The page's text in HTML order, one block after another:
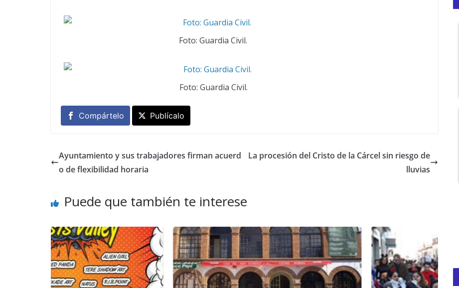
Foto: Guardia Civil.
Foto: Guardia Civil.
Compártelo Publícalo
Ayuntamiento y sus trabajadores firman acuerd
o de flexibilidad horaria
La procesión del Cristo de la Cárcel sin riesgo de
lluvias
Puede que también te interese